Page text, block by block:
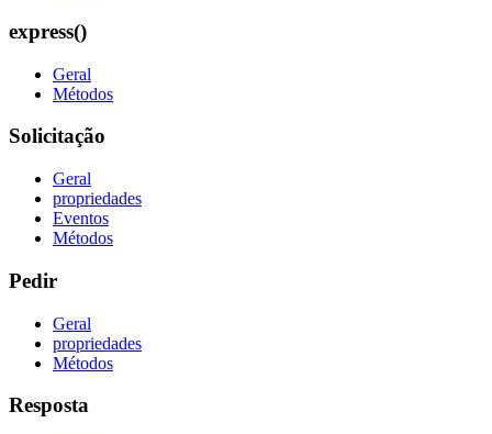
express()
Geral
Métodos
Solicitação
Geral
propriedades
Eventos
Métodos
Pedir
Geral
propriedades
Métodos
Resposta